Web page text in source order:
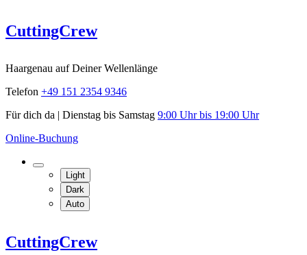
Skip
to
CuttingCrew
Haargenau auf Deiner Wellenlänge
Telefon +49 151 2354 9346
Für dich da | Dienstag bis Samstag 9:00 Uhr bis 19:00 Uhr
Online-Buchung
Light
Dark
Auto
CuttingCrew